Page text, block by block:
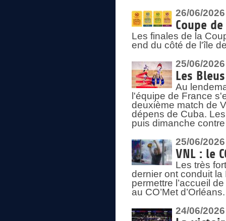
26/06/2026
Coupe
Les finales de la
end du côté de l'île
25/06/2026
Les
Au
l'équipe de France
deuxième match de
dépens de Cuba.
puis dimanche
25/06/2026
VNL : le
Les très
dernier ont conduit
permettre l’accueil
au CO’Met d’Orléans.
24/06/2026